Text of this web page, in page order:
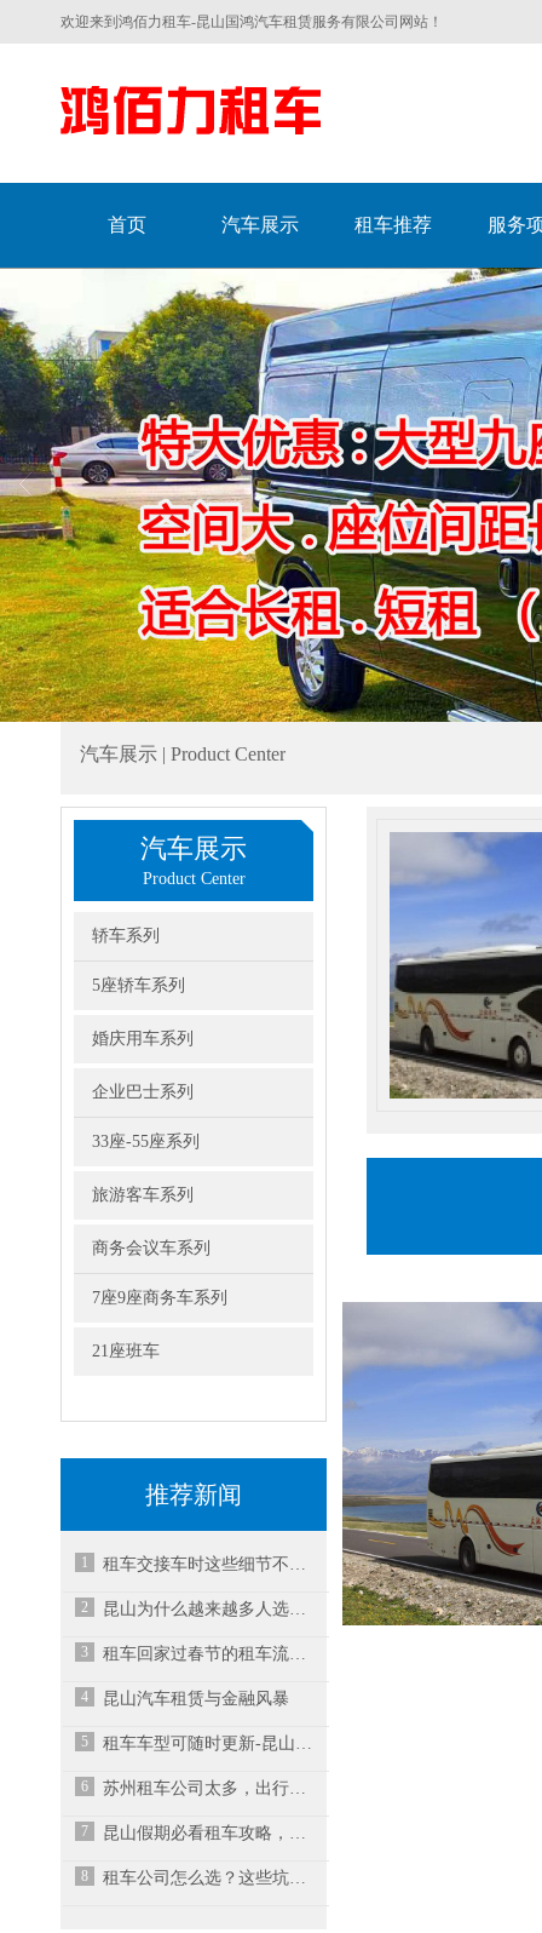
欢迎来到鸿佰力租车-昆山国鸿汽车租赁服务有限公司网站！
首页 汽车展示 租车推荐 服务
汽车展示 | Product Center
汽车展示
Product Center
轿车系列
5座轿车系列
婚庆用车系列
企业巴士系列
33座-55座系列
旅游客车系列
商务会议车系列
7座9座商务车系列
21座班车
推荐新闻
1 租车交接车时这些细节不可忽视
2 昆山为什么越来越多人选择租车而不是买车？
3 租车回家过春节的租车流程有哪些呢？-昆山租车公司
4 昆山汽车租赁与金融风暴
5 租车车型可随时更新-昆山汽车租赁公司
6 苏州租车公司太多，出行租车如何选择？
7 昆山假期必看租车攻略，租车平台如何选择？
8 租车公司怎么选？这些坑一定要避开